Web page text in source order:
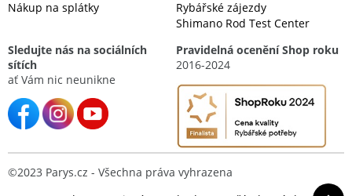
Nákup na splátky
Rybářské zájezdy
Shimano Rod Test Center
Sledujte nás na sociálních
sítích
ať Vám nic neunikne
Pravidelná ocenění Shop roku
2016-2024
©2023 Parys.cz - Všechna práva vyhrazena